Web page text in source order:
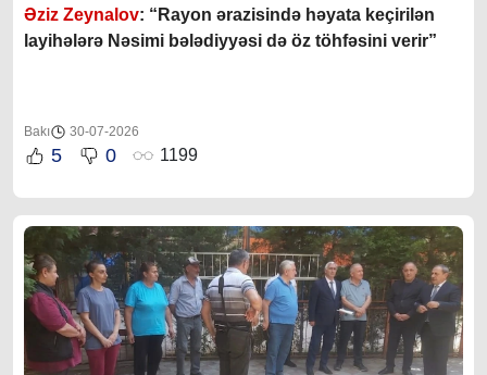
Əziz Zeynalov: “Rayon ərazisində həyata keçirilən
layihələrə Nəsimi bələdiyyəsi də öz töhfəsini verir”
Bakı 30-07-2026
5 0 1199